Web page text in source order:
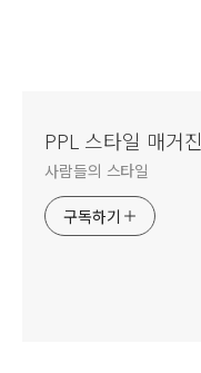
PPL 스타일 매거진
사람들의 스타일
구독하기